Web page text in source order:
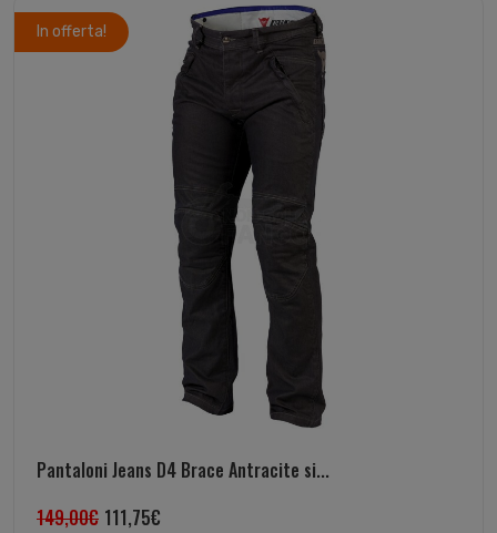
In offerta!
Pantaloni Jeans D4 Brace Antracite si...
149,00€ 111,75€